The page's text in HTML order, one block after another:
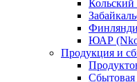
Кольский
ЮАР
Продукция и
Сбытовая